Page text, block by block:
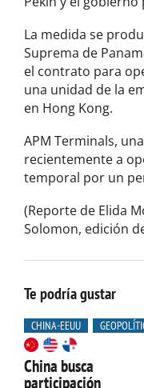
La medida se
Suprema de
el contrato para
una unidad de la
en Hong Kong.
APM Terminals,
recientemente a
temporal por un
(Reporte de Elida
Solomon, edición
Te podría gustar
CHINA-EEUU
China busca
participación